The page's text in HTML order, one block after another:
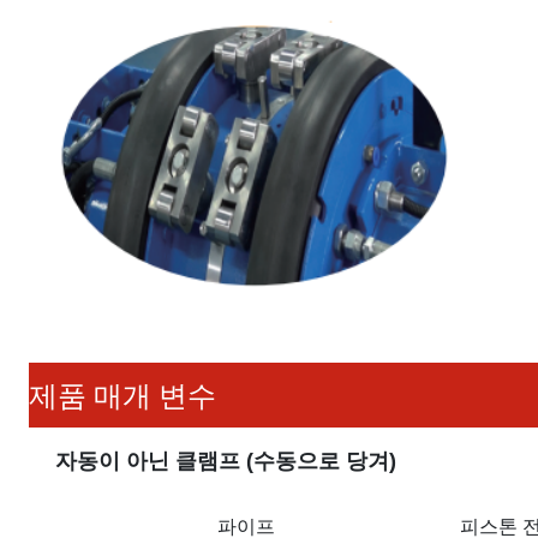
제품 매개 변수
자동이 아닌 클램프 (수동으로 당겨)
파이프 피스톤